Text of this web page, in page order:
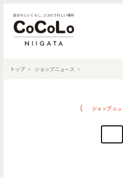
トップ ショップニュース